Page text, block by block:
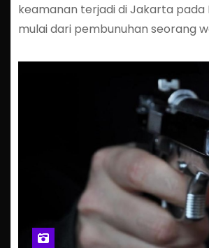
keamanan terjadi di Jakarta pada
mulai dari pembunuhan seorang